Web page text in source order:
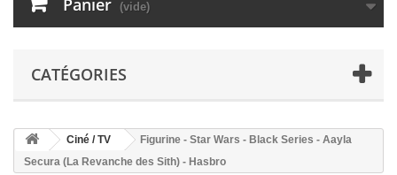
Panier (vide)
CATÉGORIES
Ciné / TV
Figurine - Star Wars - Black Series - Aayla
Secura (La Revanche des Sith) - Hasbro